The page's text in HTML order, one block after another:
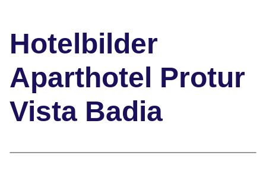
Hotelbilder
Aparthotel Protur
Vista Badia